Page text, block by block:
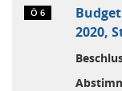
Ö 6
2020,